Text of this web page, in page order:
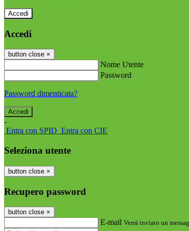
Accedi
Accedi
button close ×
Nome Utente
Password
Password dimenticata?
-
Entra con SPID Entra con CIE
Seleziona utente
button close ×
Recupero password
button close ×
E-mail Verrà inviato un